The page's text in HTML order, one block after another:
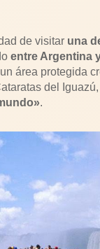
de visitar una
entre Argentina
área protegida
del
.